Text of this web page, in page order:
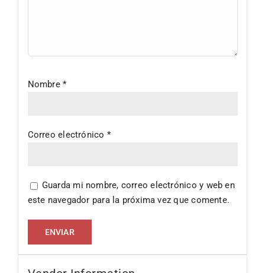
Nombre*
Correo electrónico *
Guarda mi nombre, correo electrónico y web en
este navegador para la próxima vez que comente.